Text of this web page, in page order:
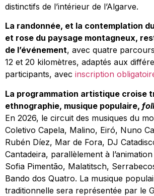
distinctifs de l’intérieur de l’Algarve.
La randonnée, et la contemplation
et rose du paysage montagneux,
de l’événement, avec quatre
12 et 20 kilomètres, adaptés aux
participants, avec inscription
La programmation artistique croise
ethnographie, musique populaire,
En 2026, le circuit des musiques du
Coletivo Capela, Malino, Eiró, Nuno
Rubén Díez, Mar de Fora, DJ
Cantadeira, parallèlement à
Sofia Pimentão, Malatitsch,
Bando dos Quatro. La musique
traditionnelle sera représentée par le